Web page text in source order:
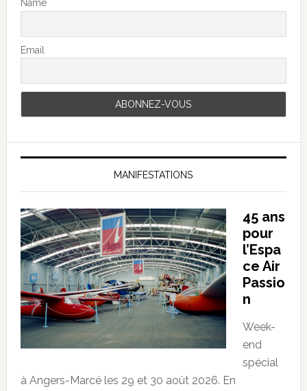
Name
Email
MANIFESTATIONS
45 ans
pour
l’Espa
ce Air
Passio
n
Week-
end
spécial
à Angers-Marcé les 29 et 30 août 2026. En